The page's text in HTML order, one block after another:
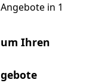
in 1
Ihren